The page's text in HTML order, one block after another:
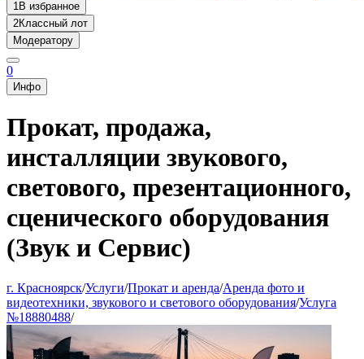
1В избранное
2Классный лот
Модератору
0
Инфо
Прокат, продажа,
инсталляции звукового,
светового, презентационного,
сценического оборудования
(Звук и Сервис)
г. Красноярск/Услуги/Прокат и аренда/Аренда фото и
видеотехники, звукового и светового оборудования/Услуга
№18880488/